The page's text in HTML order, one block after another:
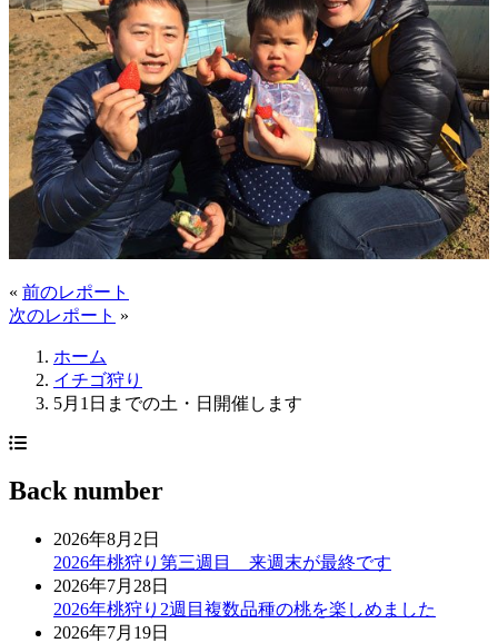
« 前のレポート
次のレポート »
ホーム
イチゴ狩り
5月1日までの土・日開催します
Back number
2026年8月2日
2026年桃狩り第三週目 来週末が最終です
2026年7月28日
2026年桃狩り2週目複数品種の桃を楽しめました
2026年7月19日